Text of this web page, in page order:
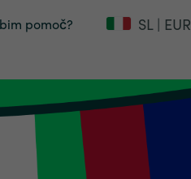
pomoč? SL | EUR